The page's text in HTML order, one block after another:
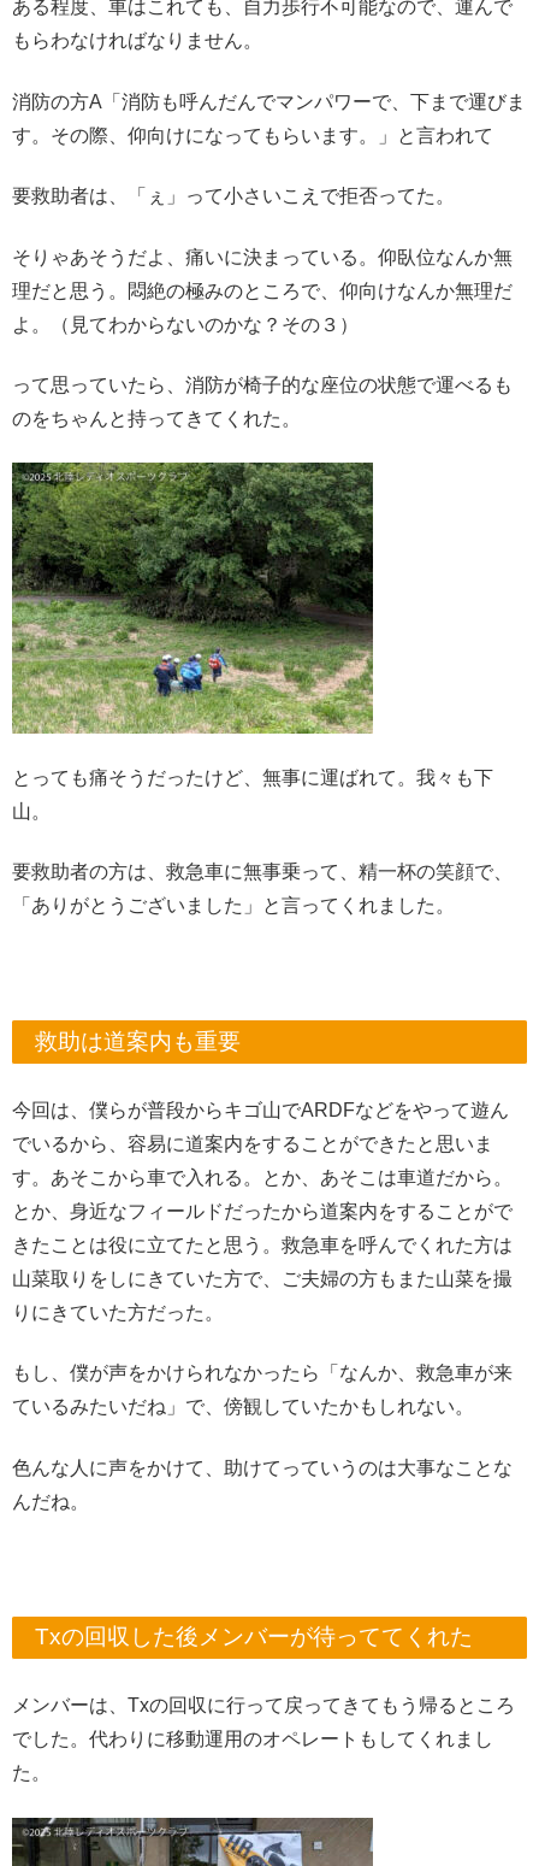
ある程度、車はこれても、自力歩行不可能なので、運んで
もらわなければなりません。
消防の方A「消防も呼んだんでマンパワーで、下まで運びま
す。その際、仰向けになってもらいます。」と言われて
要救助者は、「ぇ」って小さいこえで拒否ってた。
そりゃあそうだよ、痛いに決まっている。仰臥位なんか無
理だと思う。悶絶の極みのところで、仰向けなんか無理だ
よ。（見てわからないのかな？その３）
って思っていたら、消防が椅子的な座位の状態で運べるも
のをちゃんと持ってきてくれた。
とっても痛そうだったけど、無事に運ばれて。我々も下
山。
要救助者の方は、救急車に無事乗って、精一杯の笑顔で、
「ありがとうございました」と言ってくれました。
救助は道案内も重要
今回は、僕らが普段からキゴ山でARDFなどをやって遊ん
でいるから、容易に道案内をすることができたと思いま
す。あそこから車で入れる。とか、あそこは車道だから。
とか、身近なフィールドだったから道案内をすることがで
きたことは役に立てたと思う。救急車を呼んでくれた方は
山菜取りをしにきていた方で、ご夫婦の方もまた山菜を撮
りにきていた方だった。
もし、僕が声をかけられなかったら「なんか、救急車が来
ているみたいだね」で、傍観していたかもしれない。
色んな人に声をかけて、助けてっていうのは大事なことな
んだね。
Txの回収した後メンバーが待っててくれた
メンバーは、Txの回収に行って戻ってきてもう帰るところ
でした。代わりに移動運用のオペレートもしてくれまし
た。